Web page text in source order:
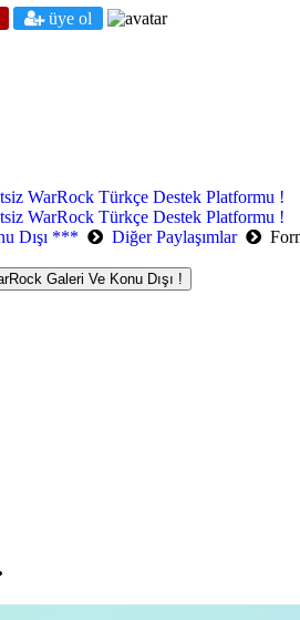
üye ol
Dışı *** Diğer Paylaşımlar
Galeri Ve Konu Dışı !